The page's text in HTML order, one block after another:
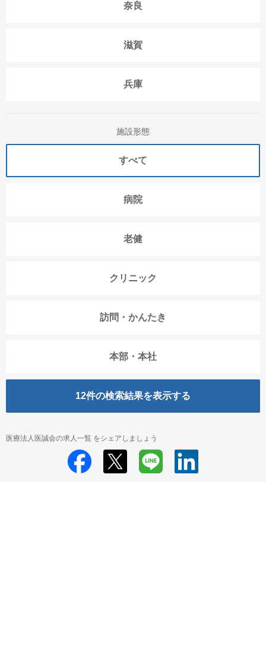
奈良
滋賀
兵庫
施設形態
すべて
病院
老健
クリニック
訪問・かんたき
本部・本社
12件の検索結果を表示する
医療法人医誠会の求人一覧 をシェアしましょう